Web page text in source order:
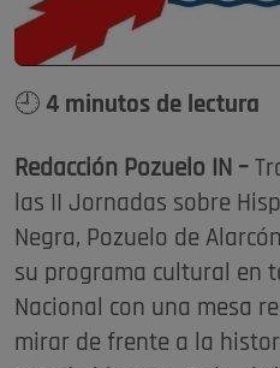
🕘 4 minutos de lectura
Redacción Pozuelo IN –
las II Jornadas sobre
Negra, Pozuelo de
su programa cultural en
Nacional con una mesa
mirar de frente a la